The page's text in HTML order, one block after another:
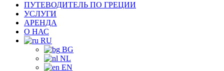
ПУТЕВОДИТЕЛЬ ПО ГРЕЦИИ
УСЛУГИ
АРЕНДА
О НАС
RU
BG
NL
EN